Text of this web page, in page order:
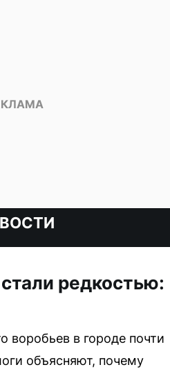
редкостью:
воробьев в городе почти
объясняют, почему